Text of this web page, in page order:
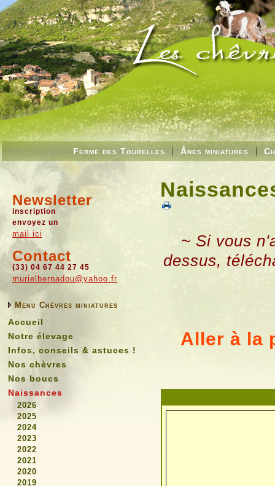
Ferme des Tourelles Ânes miniatures
Newsletter
inscription
envoyez un
mail ici
Contact
(33) 04 67 44 27 45
murielbernadou@yahoo.fr
Menu Chèvres miniatures
Accueil
Notre élevage
Infos, conseils & astuces !
Nos chèvres
Nos boucs
Naissances
2026
2025
2024
2023
2022
2021
2020
2019
~ Si vous
dessus,
Aller à la